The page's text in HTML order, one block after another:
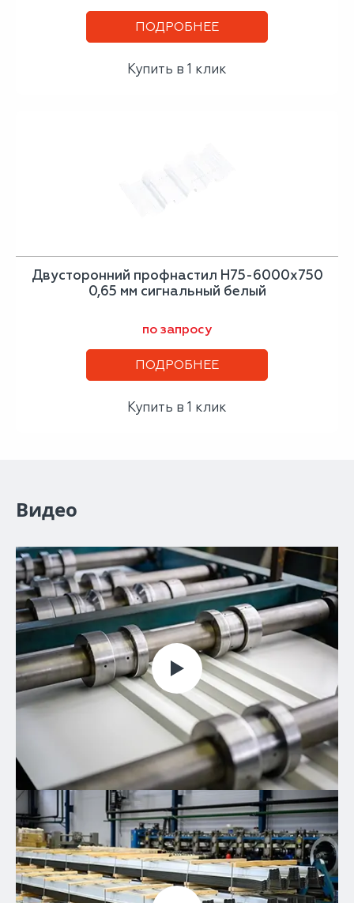
ПОДРОБНЕЕ
Купить в 1 клик
Двусторонний профнастил Н75-6000х750
0,65 мм сигнальный белый
по запросу
ПОДРОБНЕЕ
Купить в 1 клик
Видео